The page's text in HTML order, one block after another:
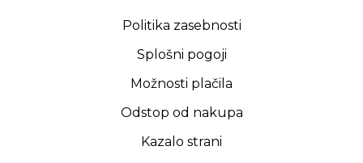
Politika zasebnosti
Splošni pogoji
Možnosti plačila
Odstop od nakupa
Kazalo strani